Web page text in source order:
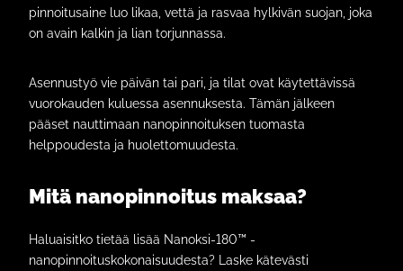
pinnoitusaine luo likaa, vettä ja rasvaa hylkivän suojan, joka
on avain kalkin ja lian torjunnassa.
Asennustyö vie päivän tai pari, ja tilat ovat käytettävissä
vuorokauden kuluessa asennuksesta. Tämän jälkeen
pääset nauttimaan nanopinnoituksen tuomasta
helppoudesta ja huolettomuudesta.
Mitä nanopinnoitus maksaa?
Haluaisitko tietää lisää Nanoksi-180™ -
nanopinnoituskokonaisuudesta? Laske kätevästi